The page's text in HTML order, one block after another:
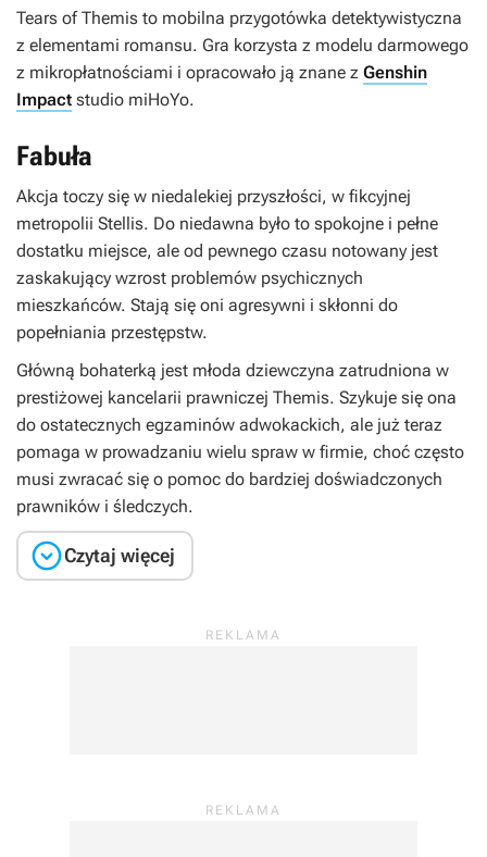
Tears of Themis to mobilna przygotówka detektywistyczna
z elementami romansu. Gra korzysta z modelu darmowego
z mikropłatnościami i opracowało ją znane z Genshin
Impact studio miHoYo.
Fabuła
Akcja toczy się w niedalekiej przyszłości, w fikcyjnej
metropolii Stellis. Do niedawna było to spokojne i pełne
dostatku miejsce, ale od pewnego czasu notowany jest
zaskakujący wzrost problemów psychicznych
mieszkańców. Stają się oni agresywni i skłonni do
popełniania przestępstw.
Główną bohaterką jest młoda dziewczyna zatrudniona w
prestiżowej kancelarii prawniczej Themis. Szykuje się ona
do ostatecznych egzaminów adwokackich, ale już teraz
pomaga w prowadzaniu wielu spraw w firmie, choć często
musi zwracać się o pomoc do bardziej doświadczonych
prawników i śledczych.
Czytaj więcej